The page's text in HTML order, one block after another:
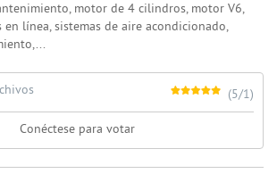
motor de 4 cilindros, motor V6,
línea, sistemas de aire acondicionado,
(5/1)
Conéctese para votar